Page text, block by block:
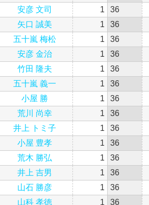
安彦 文司 1 36
矢口 誠美 1 36
五十嵐 梅松 1 36
安彦 金治 1 36
竹田 隆夫 1 36
五十嵐 義一 1 36
小屋 勝 1 36
荒川 尚幸 1 36
井上 トミ子 1 36
小屋 豊孝 1 36
荒木 勝弘 1 36
井上 吉男 1 36
山石 勝彦 1 36
山科 孝徳 1 36